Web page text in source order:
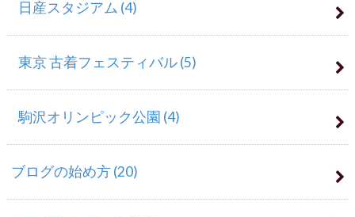
日産スタジアム (4)
東京 古着フェスティバル(5)
駒沢オリンピック公園 (4)
ブログの始め方(20)